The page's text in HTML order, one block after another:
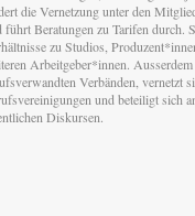
die Vernetzung unter den
führt Beratungen zu Tarifen durch.
zu Studios,
Arbeitgeber*innen.
Verbänden, vernetzt
und beteiligt sich
Diskursen.